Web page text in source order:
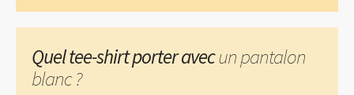
Quel tee-shirt porter avecun pantalon
blanc ?